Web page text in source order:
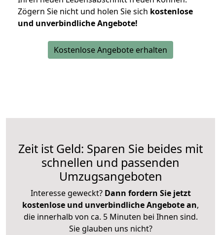
Zögern Sie nicht und holen Sie sich kostenlose
und unverbindliche Angebote!
Kostenlose Angebote erhalten
Zeit ist Geld: Sparen Sie beides mit
schnellen und passenden
Umzugsangeboten
Interesse geweckt? Dann fordern Sie jetzt
kostenlose und unverbindliche Angebote an,
die innerhalb von ca. 5 Minuten bei Ihnen sind.
Sie glauben uns nicht?